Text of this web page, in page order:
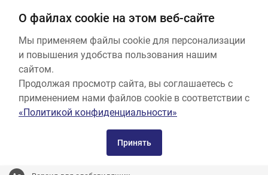
О файлах cookie на этом веб-сайте
Мы применяем файлы cookie для персонализации
и повышения удобства пользования нашим
сайтом.
Продолжая просмотр сайта, вы соглашаетесь с
применением нами файлов cookie в соответствии с
«Политикой конфиденциальности»
Принять